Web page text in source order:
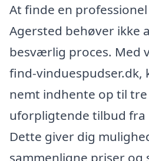
At finde en
Agersted behøver ikke
besværlig proces. Med
find-vinduespudser.dk,
nemt indhente op til
uforpligtende tilbud fra
Dette giver dig
sammenligne priser og